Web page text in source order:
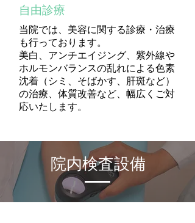
自由診療
当院では、美容に関する診療・治療
も行っております。
美白、アンチエイジング、紫外線や
ホルモンバランスの乱れによる色素
沈着（シミ、そばかす、肝斑など）
の治療、体質改善など、幅広くご対
応いたします。
院内検査設備